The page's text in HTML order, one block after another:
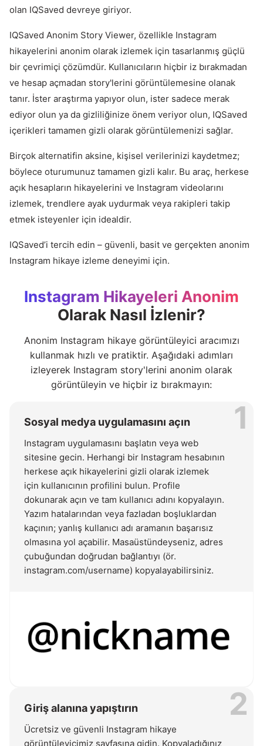
olan IQSaved devreye giriyor.
IQSaved Anonim Story Viewer, özellikle Instagram
hikayelerini anonim olarak izlemek için tasarlanmış güçlü
bir çevrimiçi çözümdür. Kullanıcıların hiçbir iz bırakmadan
ve hesap açmadan story'lerini görüntülemesine olanak
tanır. İster araştırma yapıyor olun, ister sadece merak
ediyor olun ya da gizliliğinize önem veriyor olun, IQSaved
içerikleri tamamen gizli olarak görüntülemenizi sağlar.
Birçok alternatifin aksine, kişisel verilerinizi kaydetmez;
böylece oturumunuz tamamen gizli kalır. Bu araç, herkese
açık hesapların hikayelerini ve Instagram videolarını
izlemek, trendlere ayak uydurmak veya rakipleri takip
etmek isteyenler için idealdir.
IQSaved’i tercih edin – güvenli, basit ve gerçekten anonim
Instagram hikaye izleme deneyimi için.
Instagram Hikayeleri Anonim
Olarak Nasıl İzlenir?
Anonim Instagram hikaye görüntüleyici aracımızı
kullanmak hızlı ve pratiktir. Aşağıdaki adımları
izleyerek Instagram story'lerini anonim olarak
görüntüleyin ve hiçbir iz bırakmayın:
Sosyal medya uygulamasını açın
Instagram uygulamasını başlatın veya web
sitesine gecin. Herhangi bir Instagram hesabının
herkese açık hikayelerini gizli olarak izlemek
için kullanıcının profilini bulun. Profile
dokunarak açın ve tam kullanıcı adını kopyalayın.
Yazım hatalarından veya fazladan boşluklardan
kaçının; yanlış kullanıcı adı aramanın başarısız
olmasına yol açabilir. Masaüstündeyseniz, adres
çubuğundan doğrudan bağlantıyı (ör.
instagram.com/username) kopyalayabilirsiniz.
1
Giriş alanına yapıştırın
Ücretsiz ve güvenli Instagram hikaye
görüntüleyicimiz sayfasına gidin. Kopyaladığınız
2